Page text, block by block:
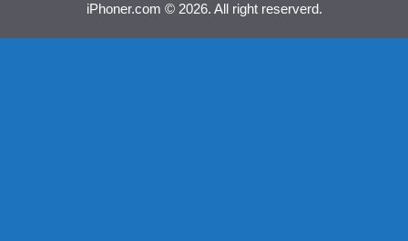
iPhoner.com © 2026. All right reserverd.